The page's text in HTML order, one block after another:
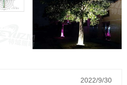
2022/9/30